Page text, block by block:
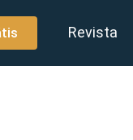
Revista